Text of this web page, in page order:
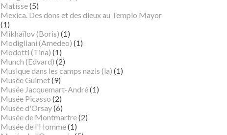
Matisse(5)
Mexica. Des dons et des dieux au Templo Mayor
(1)
Mikhaïlov (Boris) (1)
Modigliani (Amedeo) (1)
Modotti (Tina) (1)
Munch (Edvard) (2)
Musique dans les camps nazis (la) (1)
Musée Guimet(9)
Musée Jacquemart-André(1)
Musée Picasso (2)
Musée d'Orsay(6)
Musée de Montmartre(2)
Musée de l'Homme(1)